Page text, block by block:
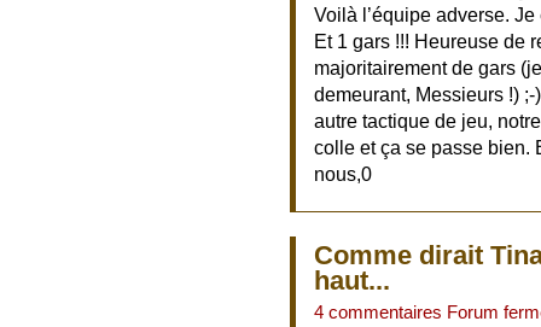
Voilà l’équipe adverse.
Et 1 gars !!! Heureuse de
majoritairement de gars
demeurant, Messieurs !)
autre tactique de jeu,
colle et ça se passe bien.
nous,0
Comme dirait
haut...
4 commentaires Forum